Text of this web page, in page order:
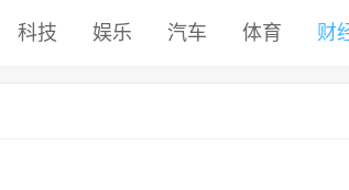
科技 娱乐 汽车 体育 财